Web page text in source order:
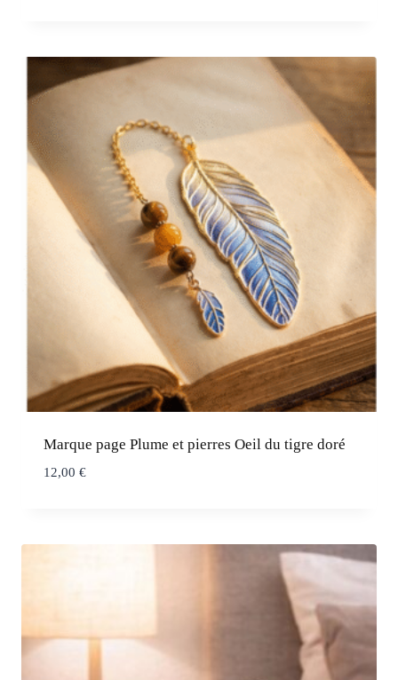
Marque page Plume et pierres Oeil du tigre doré
12,00 €